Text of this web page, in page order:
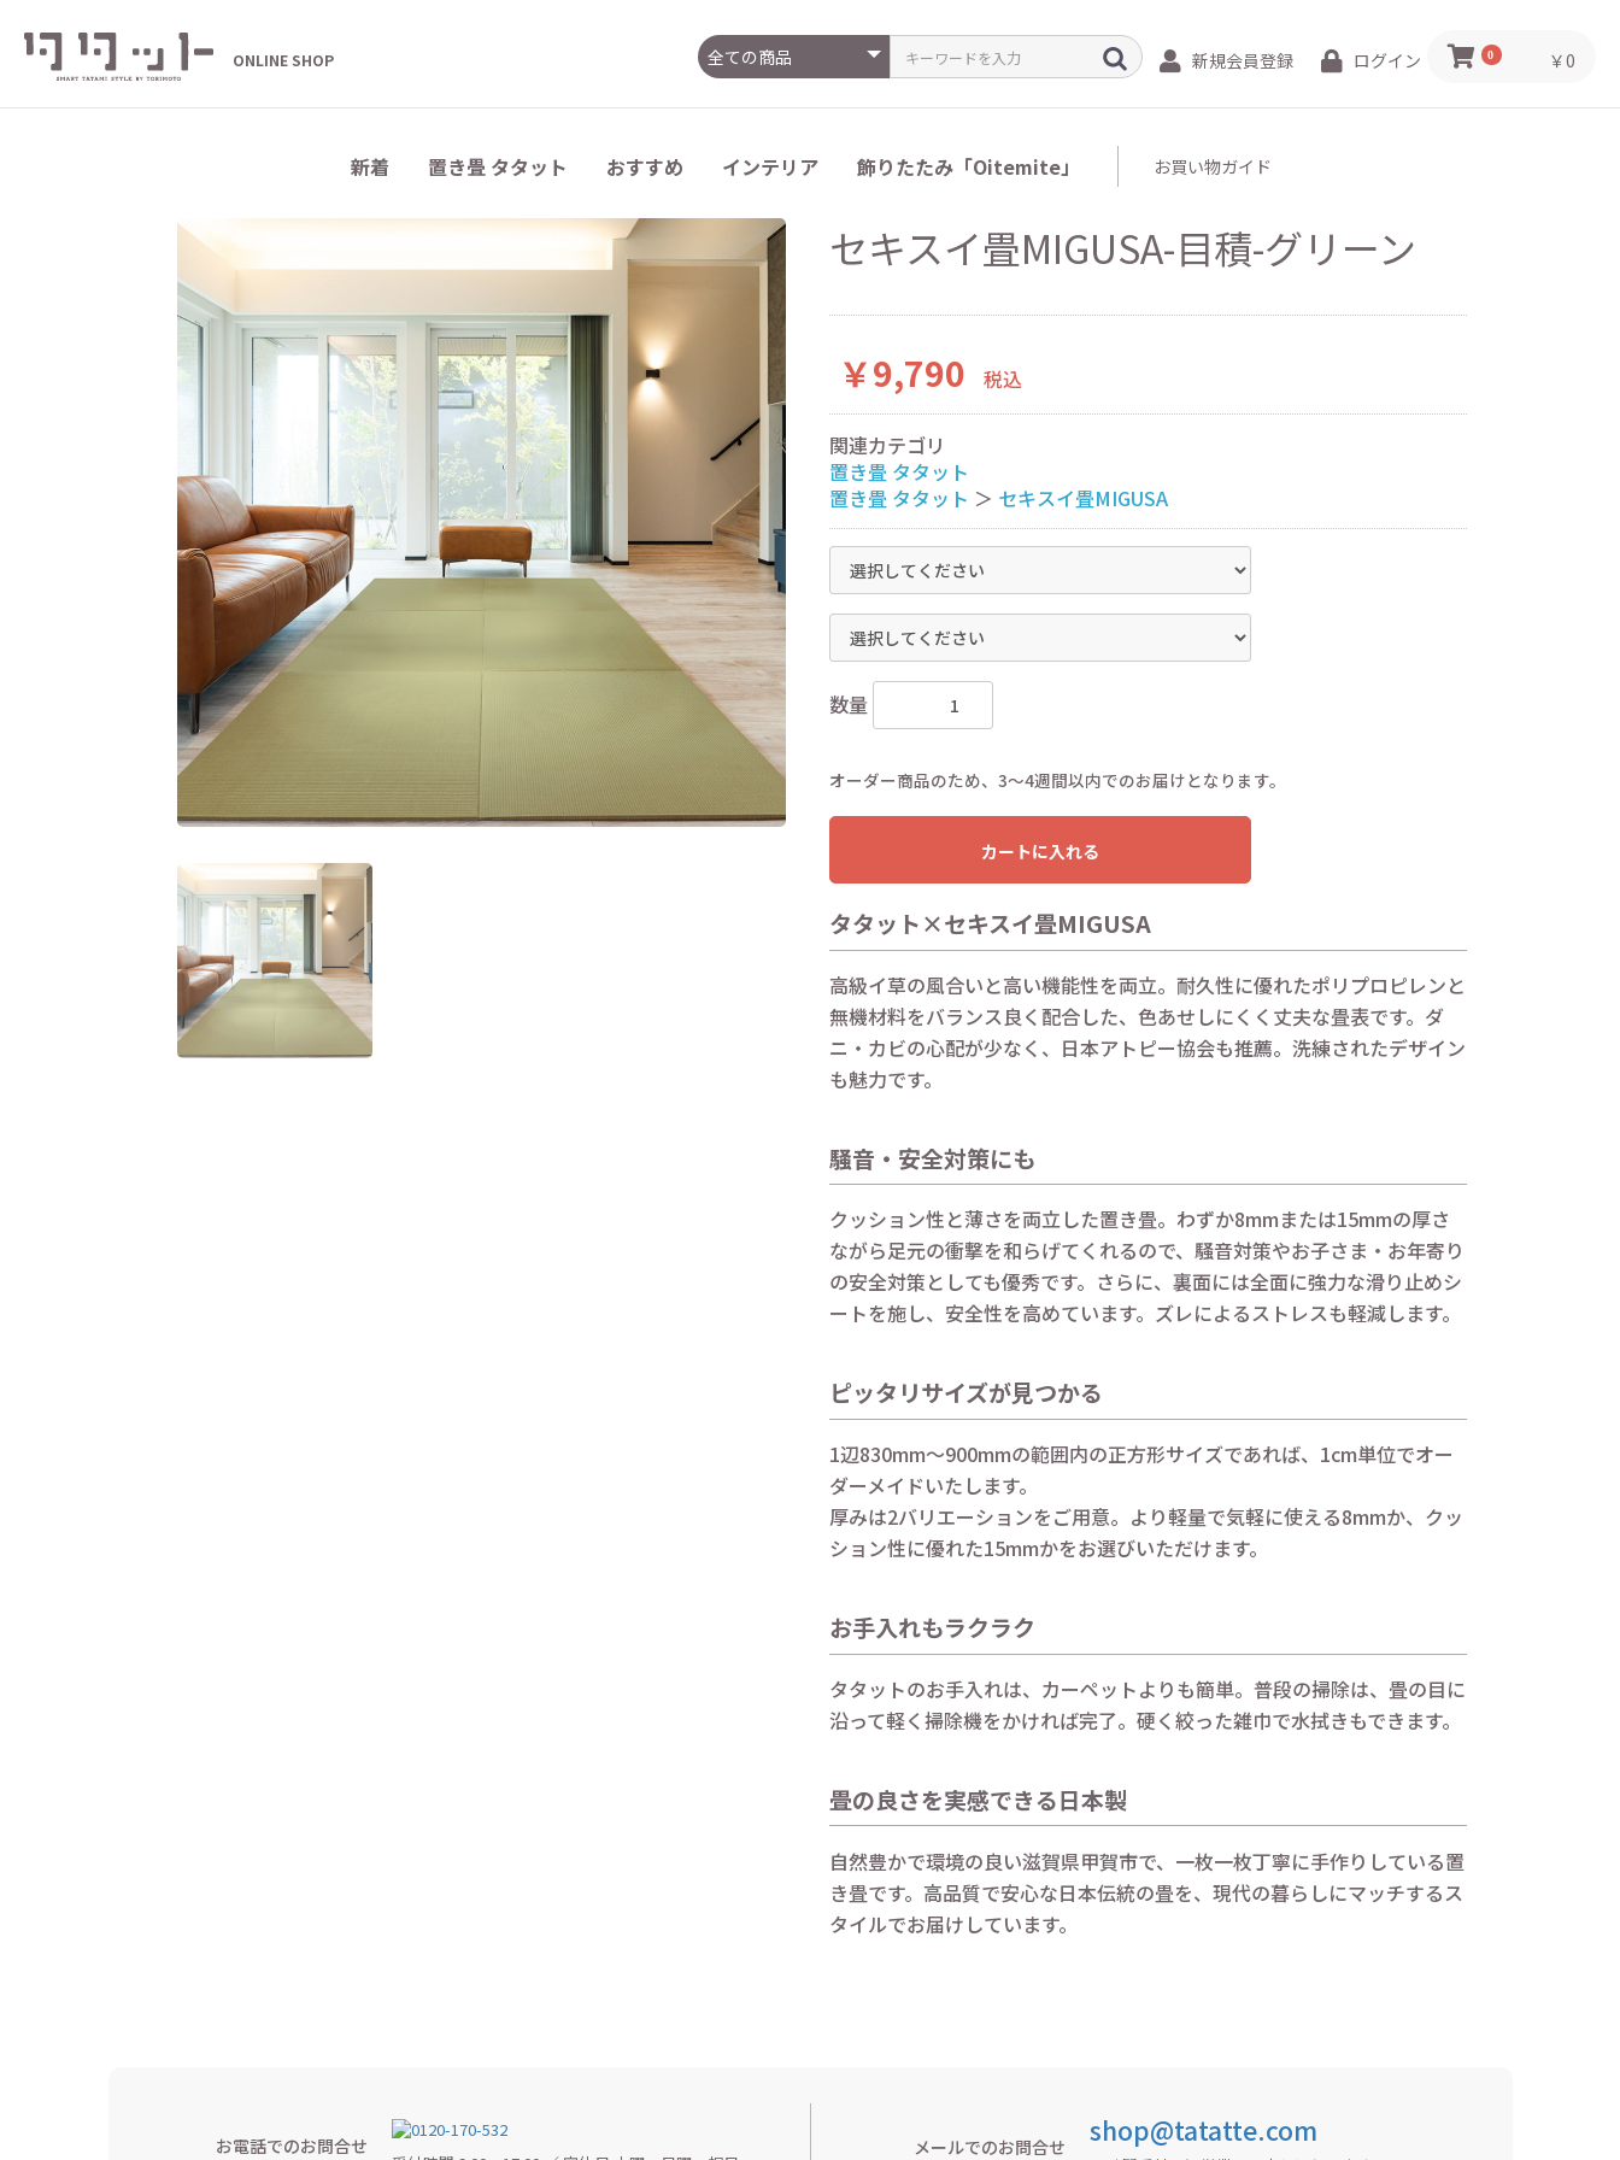
ONLINE SHOP 新規会員登録 ログイン 0 ￥0
新着
置き畳 タタット
おすすめ インテリア
飾りたたみ「Oitemite」
（21cm×30cm）
（15cm×22cm）
（15cm×15cm）
お買い物ガイド
セキスイ畳MIGUSA-目積-グリーン
￥9,790 税込
関連カテゴリ
置き畳 タタット
置き畳 タタット ＞ セキスイ畳MIGUSA
数量
オーダー商品のため、3〜4週間以内でのお届けとなります。
カートに入れる
タタット×セキスイ畳MIGUSA
高級イ草の風合いと高い機能性を両立。耐久性に優れたポリプロピレンと
無機材料をバランス良く配合した、色あせしにくく丈夫な畳表です。ダ
ニ・カビの心配が少なく、日本アトピー協会も推薦。洗練されたデザイン
も魅力です。
騒音・安全対策にも
クッション性と薄さを両立した置き畳。わずか8mmまたは15mmの厚さ
ながら足元の衝撃を和らげてくれるので、騒音対策やお子さま・お年寄り
の安全対策としても優秀です。さらに、裏面には全面に強力な滑り止めシ
ートを施し、安全性を高めています。ズレによるストレスも軽減します。
ピッタリサイズが見つかる
1辺830mm～900mmの範囲内の正方形サイズであれば、1cm単位でオー
ダーメイドいたします。
厚みは2バリエーションをご用意。より軽量で気軽に使える8mmか、クッ
ション性に優れた15mmかをお選びいただけます。
お手入れもラクラク
タタットのお手入れは、カーペットよりも簡単。普段の掃除は、畳の目に
沿って軽く掃除機をかければ完了。硬く絞った雑巾で水拭きもできます。
畳の良さを実感できる日本製
自然豊かで環境の良い滋賀県甲賀市で、一枚一枚丁寧に手作りしている置
き畳です。高品質で安心な日本伝統の畳を、現代の暮らしにマッチするス
タイルでお届けしています。
お電話でのお問合せ メールでのお問合せ shop@tatatte.com